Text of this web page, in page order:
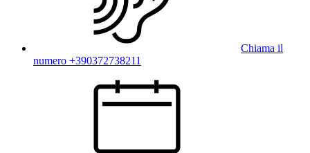
Chiama il
numero +390372738211